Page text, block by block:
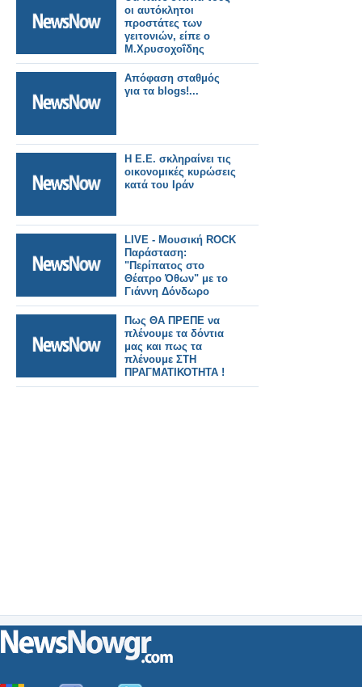
οι αυτόκλητοι
προστάτες των
γειτονιών, είπε ο
Μ.Χρυσοχοΐδης
Απόφαση σταθμός
για τα blogs!...
Η Ε.Ε. σκληραίνει τις
οικονομικές κυρώσεις
κατά του Ιράν
LIVE - Mουσική ROCK
Παράσταση:
"Περίπατος στο
Θέατρο Όθων" με το
Γιάννη Δόνδωρο
Πως ΘΑ ΠΡΕΠΕ να
πλένουμε τα δόντια
μας και πως τα
πλένουμε ΣΤΗ
ΠΡΑΓΜΑΤΙΚΟΤΗΤΑ !